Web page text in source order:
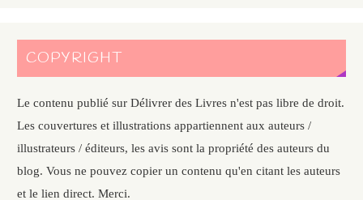
COPYRIGHT
Le contenu publié sur Délivrer des Livres n'est pas libre de droit.
Les couvertures et illustrations appartiennent aux auteurs /
illustrateurs / éditeurs, les avis sont la propriété des auteurs du
blog. Vous ne pouvez copier un contenu qu'en citant les auteurs
et le lien direct. Merci.